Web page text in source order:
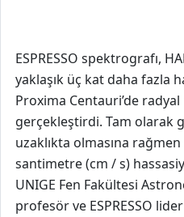
ESPRESSO spektrografı,
yaklaşık üç kat daha fazla
Proxima Centauri’de
gerçekleştirdi. Tam olarak
uzaklıkta olmasına
santimetre (cm / s)
UNIGE Fen Fakültesi
profesör ve ESPRESSO